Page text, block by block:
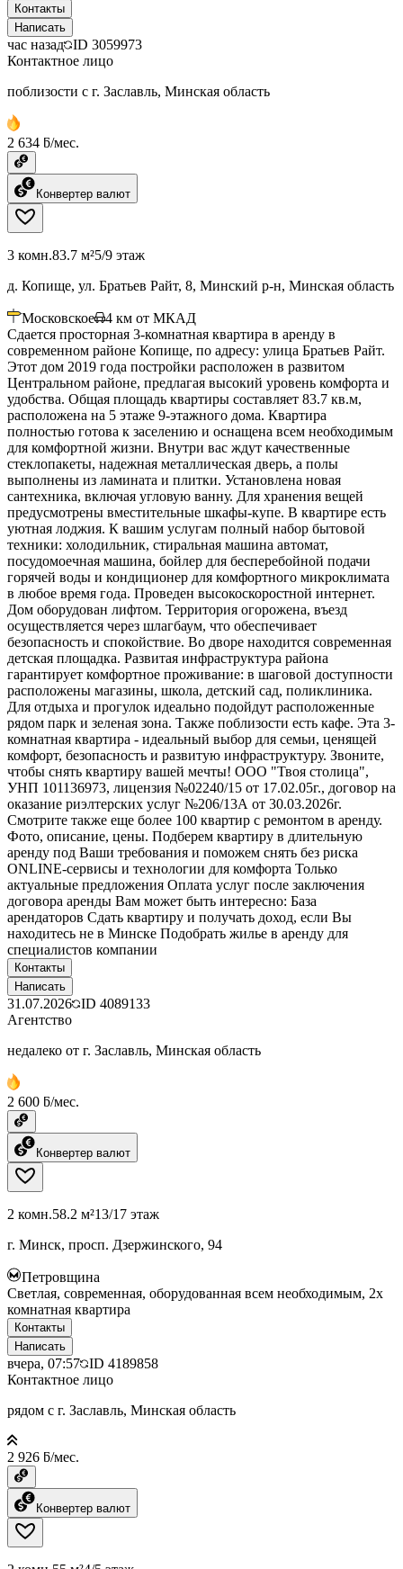
Контакты
Написать
час назад ID 3059973
Контактное лицо
поблизости с г. Заславль, Минская область
2 634 ƃ/мес.
Конвертер валют
3 комн.83.7 м²5/9 этаж
д. Копище, ул. Братьев Райт, 8, Минский р-н, Минская область
Московское 4 км от МКАД
Сдается просторная 3-комнатная квартира в аренду в
современном районе Копище, по адресу: улица Братьев Райт.
Этот дом 2019 года постройки расположен в развитом
Центральном районе, предлагая высокий уровень комфорта и
удобства. Общая площадь квартиры составляет 83.7 кв.м,
расположена на 5 этаже 9-этажного дома. Квартира
полностью готова к заселению и оснащена всем необходимым
для комфортной жизни. Внутри вас ждут качественные
стеклопакеты, надежная металлическая дверь, а полы
выполнены из ламината и плитки. Установлена новая
сантехника, включая угловую ванну. Для хранения вещей
предусмотрены вместительные шкафы-купе. В квартире есть
уютная лоджия. К вашим услугам полный набор бытовой
техники: холодильник, стиральная машина автомат,
посудомоечная машина, бойлер для бесперебойной подачи
горячей воды и кондиционер для комфортного микроклимата
в любое время года. Проведен высокоскоростной интернет.
Дом оборудован лифтом. Территория огорожена, въезд
осуществляется через шлагбаум, что обеспечивает
безопасность и спокойствие. Во дворе находится современная
детская площадка. Развитая инфраструктура района
гарантирует комфортное проживание: в шаговой доступности
расположены магазины, школа, детский сад, поликлиника.
Для отдыха и прогулок идеально подойдут расположенные
рядом парк и зеленая зона. Также поблизости есть кафе. Эта 3-
комнатная квартира - идеальный выбор для семьи, ценящей
комфорт, безопасность и развитую инфраструктуру. Звоните,
чтобы снять квартиру вашей мечты! ООО "Твоя столица",
УНП 101136973, лицензия №02240/15 от 17.02.05г., договор на
оказание риэлтерских услуг №206/13А от 30.03.2026г.
Смотрите также еще более 100 квартир с ремонтом в аренду.
Фото, описание, цены. Подберем квартиру в длительную
аренду под Ваши требования и поможем снять без риска
ONLINE-сервисы и технологии для комфорта Только
актуальные предложения Оплата услуг после заключения
договора аренды Вам может быть интересно: База
арендаторов Сдать квартиру и получать доход, если Вы
находитесь не в Минске Подобрать жилье в аренду для
специалистов компании
Контакты
Написать
31.07.2026 ID 4089133
Агентство
недалеко от г. Заславль, Минская область
2 600 ƃ/мес.
Конвертер валют
2 комн.58.2 м²13/17 этаж
г. Минск, просп. Дзержинского, 94
Петровщина
Светлая, современная, оборудованная всем необходимым, 2х
комнатная квартира
Контакты
Написать
вчера, 07:57 ID 4189858
Контактное лицо
рядом с г. Заславль, Минская область
2 926 ƃ/мес.
Конвертер валют